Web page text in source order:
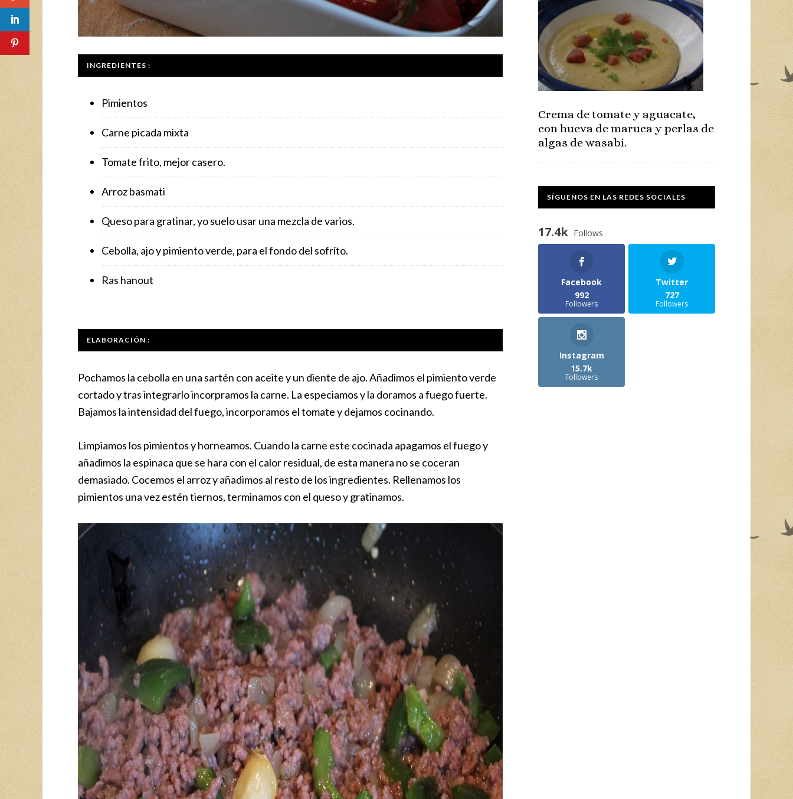
INGREDIENTES :
Pimientos
Carne picada mixta
Tomate frito, mejor casero.
Arroz basmati
Queso para gratinar, yo suelo usar una mezcla de varios.
Cebolla, ajo y pimiento verde, para el fondo del sofríto.
Ras hanout
ELABORACIÓN :
Pochamos la cebolla en una sartén con aceite y un diente de ajo. Añadimos el pimiento verde
cortado y tras integrarlo incorpramos la carne. La especiamos y la doramos a fuego fuerte.
Bajamos la intensidad del fuego, incorporamos el tomate y dejamos cocinando.
Limpiamos los pimientos y horneamos. Cuando la carne este cocinada apagamos el fuego y
añadimos la espinaca que se hara con el calor residual, de esta manera no se coceran
demasiado. Cocemos el arroz y añadimos al resto de los ingredientes. Rellenamos los
pimientos una vez estén tiernos, terminamos con el queso y gratinamos.
Crema de tomate y aguacate,
con hueva de maruca y perlas de
algas de wasabi.
SÍGUENOS EN LAS REDES SOCIALES
17.4k Follows
Facebook
992
Followers
Twitter
727
Followers
Instagram
15.7k
Followers